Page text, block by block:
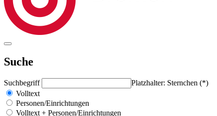
Suche
Suchbegriff
Platzhalter: Sternchen (*)
Volltext
Personen/Einrichtungen
Volltext + Personen/Einrichtungen